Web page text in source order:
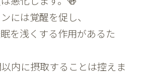
には覚醒を促し、
を浅くする作用があるた
内に摂取することは控えま